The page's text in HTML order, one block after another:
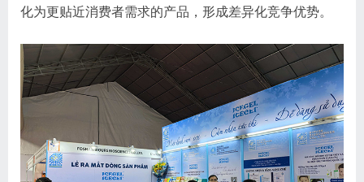
化为更贴近消费者需求的产品，形成差异化竞争优势。